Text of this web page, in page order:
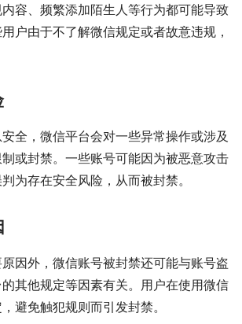
容、频繁添加陌生人等行为都可能导致
户由于不了解微信规定或者故意违规，
全，微信平台会对一些异常操作或涉及
或封禁。一些账号可能因为被恶意攻击
为存在安全风险，从而被封禁。
因外，微信账号被封禁还可能与账号盗
其他规定等因素有关。用户在使用微信
避免触犯规则而引发封禁。